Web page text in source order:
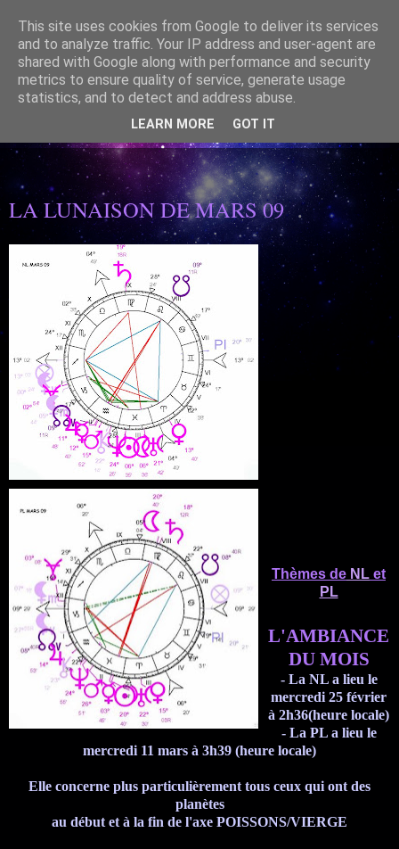
ASTROLOGIE SPIRITUELLE- Mettre en Lumière le lien
CIEL/TERRE est un beau présent
11/02/2006
LA LUNAISON DE MARS 09
Thèmes de NL et
PL
L'AMBIANCE
DU MOIS
- La NLa lieu le
mercredi 25 février
à 2h36(heure locale)
- La PLa lieu le
mercredi 11 mars à 3h39 (heure locale)
Elle concerne plus particulièrement tous ceux qui ont des
planètes
au début et à la fin de l'axe POISSONS/VIERGE
This site uses cookies from Google to deliver its services
and to analyze traffic. Your IP address and user-agent are
shared with Google along with performance and security
metrics to ensure quality of service, generate usage
statistics, and to detect and address abuse.
LEARN MORE GOT IT